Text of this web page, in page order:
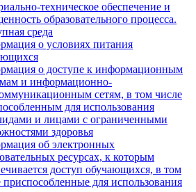
техническое обеспечение и
образовательного процесса.
среда
о условиях питания
о доступе к информационным
и информационно-
сетям, в том числе
для использования
и лицами с ограниченными
здоровья
об электронных
ресурсах, к которым
доступ обучающихся, в том
приспособленные для использования